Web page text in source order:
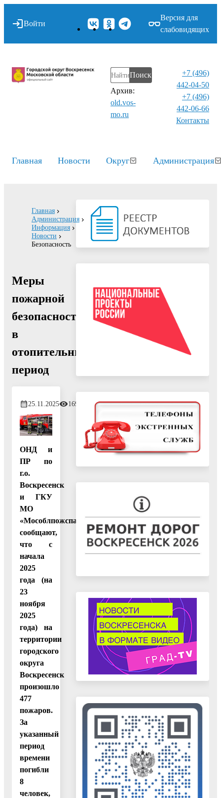
Войти
Версия для
слабовидящих
Поиск
Архив:
old.vos-
mo.ru
+7 (496)
442-04-50
+7 (496)
442-06-66
Контакты⁠
Главная Новости Округ Администрация
Главная
Администрация
Информация
Новости
Безопасность
Меры
пожарной
безопасности
в
отопительный
период
25.11.2025 169
ОНД и
ПР по
г.о.
Воскресенск
и ГКУ
МО
«Мособлпожспас»
сообщают,
что с
начала
2025
года (на
23
ноября
2025
года) на
территории
городского
округа
Воскресенск
произошло
477
пожаров.
За
указанный
период
времени
погибли
8
человек,